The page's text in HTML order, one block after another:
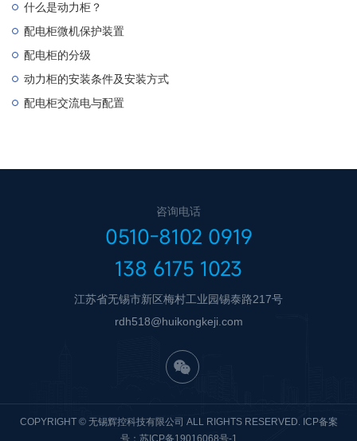
什么是动力柜？
配电柜微机保护装置
配电柜的分级
动力柜的安装条件及安装方式
配电柜交流电与配置
咨询电话
0510-8102 0919
138 6175 1023
江苏省无锡市新区梅村工业园锡泰路217号
rdh518@huikongkeji.com
COPYRIGHT © 无锡辉控科技有限公司 ALL RIGHTS RESERVED. ICP备案
号： 苏ICP备19016068号-1